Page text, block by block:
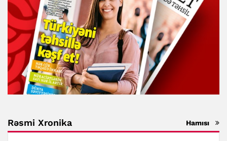
Rəsmi Xronika Hamısı